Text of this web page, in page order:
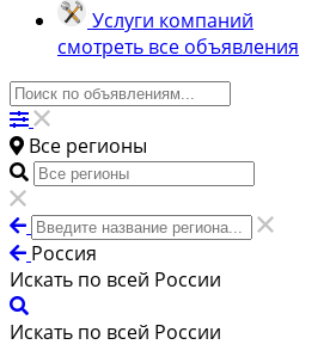
Услуги компаний
смотреть все объявления
Все регионы
Россия
Искать по всей России
Искать по всей России